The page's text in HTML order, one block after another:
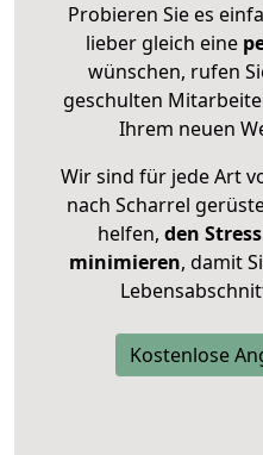
Probieren Sie es
lieber gleich eine
wünschen, rufen
geschulten
Ihrem neuen
Wir sind für jede Art
nach Scharrel
helfen, den
minimieren, damit
Kostenlose